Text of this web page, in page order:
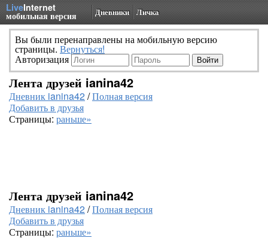
LiveInternet
мобильная версия Дневники Личка
Вы были перенаправлены на мобильную версию
страницы. Вернуться!
Авторизация
Лента друзей ianina42
Дневник ianina42/Полная версия
Добавить в друзья
Страницы: раньше»
Лента друзей ianina42
Дневник ianina42/Полная версия
Добавить в друзья
Страницы: раньше»